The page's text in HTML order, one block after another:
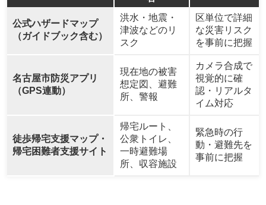
公式ハザードマップ
（ガイドブック含む）
洪水・地震・
津波などのリ
スク
区単位で詳細
な災害リスク
を事前に把握
名古屋市防災アプリ
（GPS連動）
現在地の被害
想定図、避難
所、警報
カメラ合成で
視覚的に確
認・リアルタ
イム対応
徒歩帰宅支援マップ・
帰宅困難者支援サイト
帰宅ルート、
公衆トイレ、
一時避難場
所、収容施設
緊急時の行
動・避難先を
事前に把握